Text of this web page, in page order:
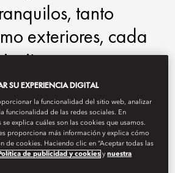
tanto
exteriores, cada
a una
armonía y
SU EXPERIENCIA DIGITAL
la funcionalidad del sitio web, analizar
funcionalidad de las redes sociales. En
explica cuáles son las cookies que usamos.
proporciona más información y explica cómo
de cookies. Haciendo clic en “Aceptar todas las
de publicidad y cookies ynuestra